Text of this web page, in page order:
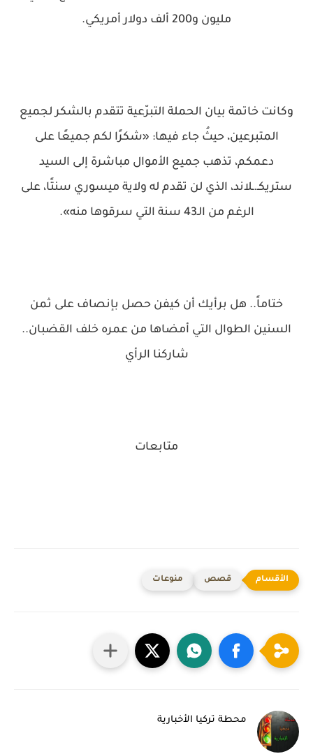
مليون و200 ألف دولار أمريكي.
وكانت خاتمة بيان الحملة التبرّعية تتقدم بالشكر لجميع
المتبرعين، حيثُ جاء فيها: «شكرًا لكم جميعًا على
دعمكم، تذهب جميع الأموال مباشرة إلى السيد
ستريكـ.ـلاند، الذي لن تقدم له ولاية ميسوري سنتًا، على
الرغم من الـ43 سنة التي سرقوها منه».
ختاماً.. هل برأيك أن كيفن حصل بإنصاف على ثمن
السنين الطوال التي أمضاها من عمره خلف القضبان..
شاركنا الرأي
متابعات
قصص منوعات
محطة تركيا الأخبارية